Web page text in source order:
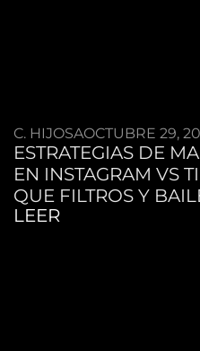
C. HIJOSAOCTUBRE 29,
ESTRATEGIAS DE
EN INSTAGRAM VS
QUE FILTROS Y
LEER